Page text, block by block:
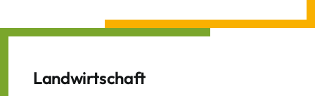
Landwirtschaft